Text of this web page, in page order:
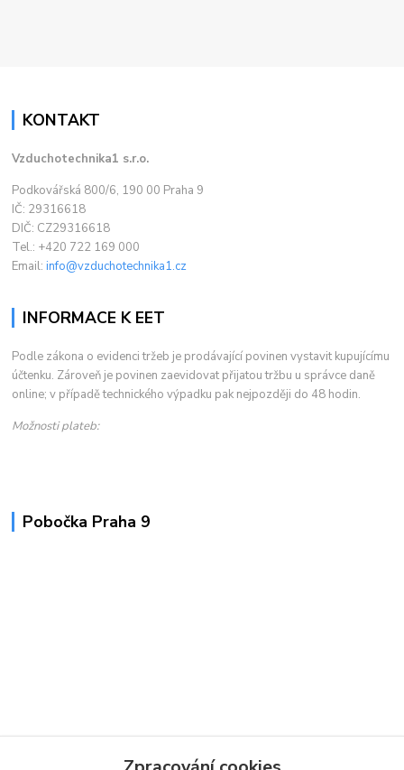
KONTAKT
Vzduchotechnika1 s.r.o.
Podkovářská 800/6, 190 00 Praha 9
IČ: 29316618
DIČ: CZ29316618
Tel.: +420 722 169 000
Email:info@vzduchotechnika1.cz
INFORMACE K EET
Podle zákona o evidenci tržeb je prodávající povinen vystavit kupujícímu
účtenku. Zároveň je povinen zaevidovat přijatou tržbu u správce daně
online; v případě technického výpadku pak nejpozději do 48 hodin.
Možnosti plateb:
Pobočka Praha 9